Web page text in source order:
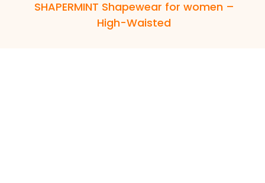
SHAPERMINT Shapewear for women –
High-Waisted